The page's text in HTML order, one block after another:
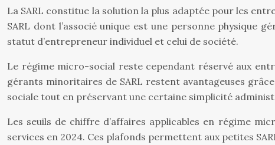
La SARL constitue la solution la plus adaptée pour les
SARL dont l’associé unique est une personne
statut d’entrepreneur individuel et celui de société.
Le régime micro-social reste cependant réservé aux
gérants minoritaires de SARL restent avantageuses
sociale tout en préservant une certaine simplicité
Les seuils de chiffre d’affaires applicables en régime
services en 2024. Ces plafonds permettent aux petites